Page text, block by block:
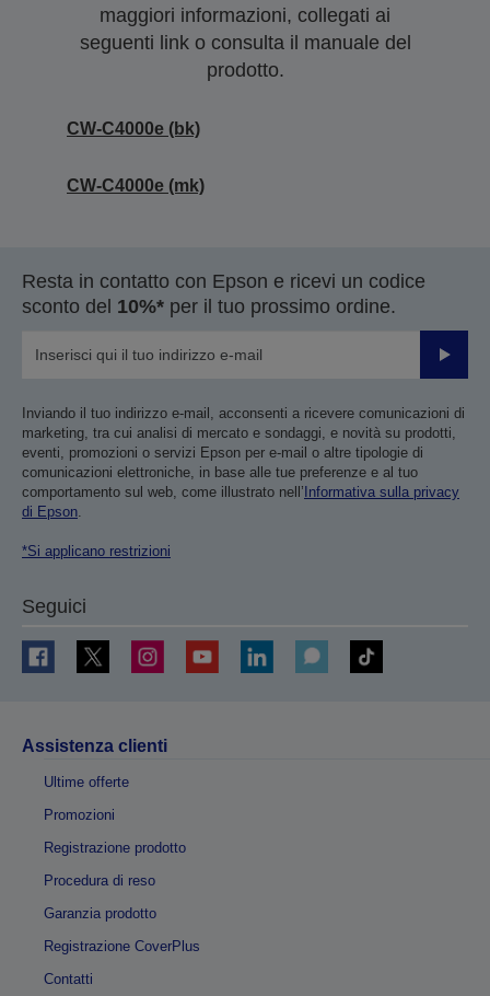
maggiori informazioni, collegati ai
seguenti link o consulta il manuale del
prodotto.
CW-C4000e (bk)
CW-C4000e (mk)
Resta in contatto con Epson e ricevi un codice
sconto del 10%* per il tuo prossimo ordine.
Invia
Inviando il tuo indirizzo e-mail, acconsenti a ricevere comunicazioni di
marketing, tra cui analisi di mercato e sondaggi, e novità su prodotti,
eventi, promozioni o servizi Epson per e-mail o altre tipologie di
comunicazioni elettroniche, in base alle tue preferenze e al tuo
comportamento sul web, come illustrato nell’ Informativa sulla privacy
di Epson.
*Si applicano restrizioni
Seguici
Assistenza clienti
Ultime offerte
Promozioni
Registrazione prodotto
Procedura di reso
Garanzia prodotto
Registrazione CoverPlus
Contatti